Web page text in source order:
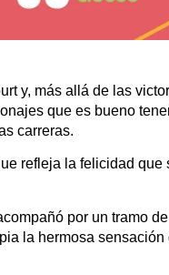
y, más allá de las
que es bueno
carreras.
refleja la felicidad
por un tramo
la hermosa